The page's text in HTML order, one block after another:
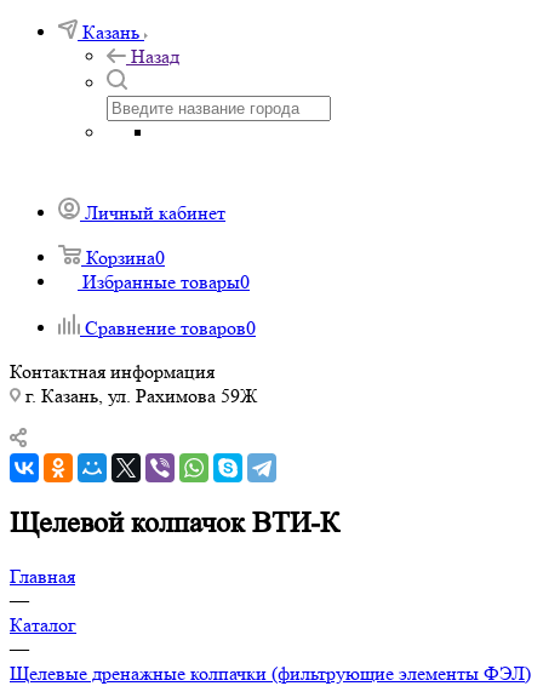
Казань
Назад
Личный кабинет
Корзина0
Избранные товары0
Сравнение товаров0
Контактная информация
г. Казань, ул. Рахимова 59Ж
Щелевой колпачок ВТИ-К
Главная
—
Каталог
—
Щелевые дренажные колпачки (фильтрующие элементы ФЭЛ)